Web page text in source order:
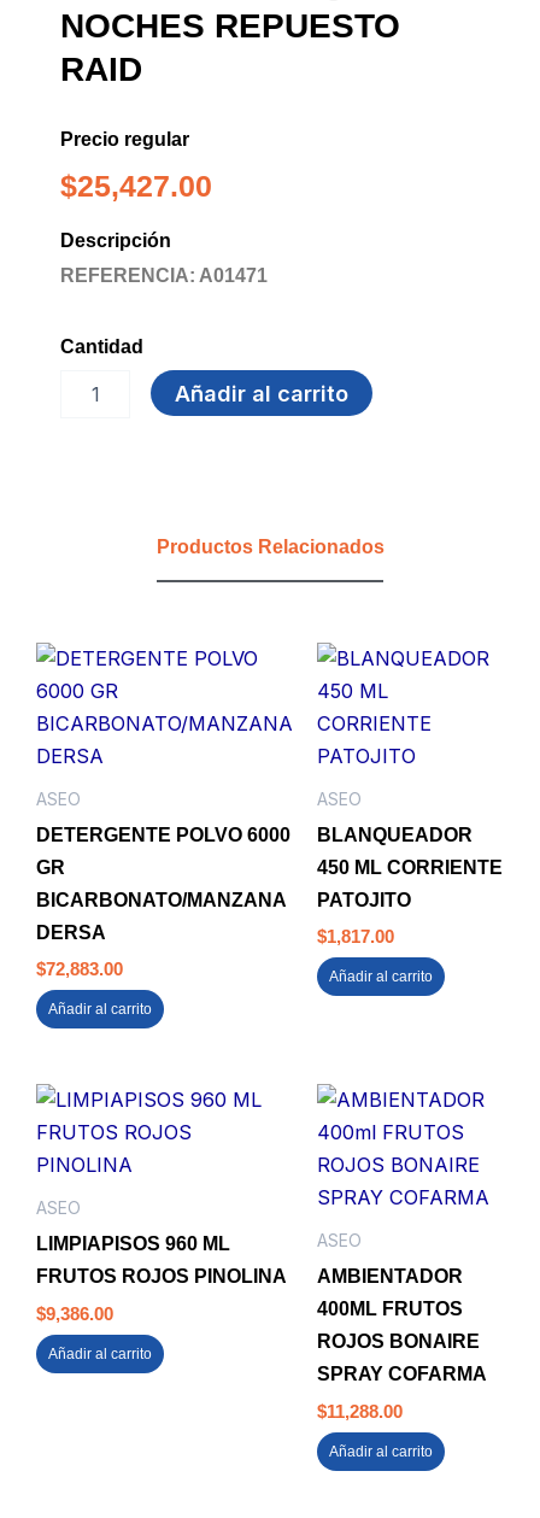
NOCHES REPUESTO
RAID
Precio regular
$25,427.00
Descripción
REFERENCIA: A01471
Cantidad
INSECTICIDA
LIQUIDO
Añadir al carrito
Productos Relacionados
ASEO
DETERGENTE POLVO 6000
GR
BICARBONATO/MANZANA
DERSA
$72,883.00
Añadir al carrito
ASEO
BLANQUEADOR
450 ML CORRIENTE
PATOJITO
$1,817.00
Añadir al carrito
ASEO
LIMPIAPISOS 960 ML
FRUTOS ROJOS PINOLINA
$9,386.00
Añadir al carrito
ASEO
AMBIENTADOR
400ML FRUTOS
ROJOS BONAIRE
SPRAY COFARMA
$11,288.00
Añadir al carrito